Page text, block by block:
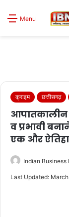
Menu
क्राइम छत्तीसगढ़
आपातकालीन
व प्रभावी
एक और
Indian Business
Last Updated: